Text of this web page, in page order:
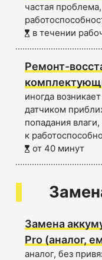
частая
в течении
Ремонт-
иногда
датчиком
попадания
к
от 40 минут
Замена
Pro (аналог,
аналог, без